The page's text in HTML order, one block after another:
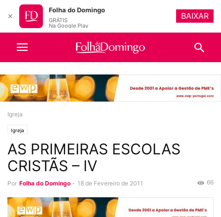
Igreja
Igreja
AS PRIMEIRAS ESCOLAS
CRISTÃS – IV
Por Folha do Domingo - 18 de Fevereiro de 2011 66
✕
Folha do Domingo
GRÁTIS
Na Google Play
BAIXAR